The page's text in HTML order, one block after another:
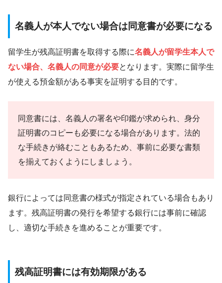
名義人が本人でない場合は同意書が必要になる
留学生が残高証明書を取得する際に名義人が留学生本人で
ない場合、名義人の同意が必要となります。実際に留学生
が使える預金額がある事実を証明する目的です。
同意書には、名義人の署名や印鑑が求められ、身分
証明書のコピーも必要になる場合があります。法的
な手続きが絡むこともあるため、事前に必要な書類
を揃えておくようにしましょう。
銀行によっては同意書の様式が指定されている場合もあり
ます。残高証明書の発行を希望する銀行には事前に確認
し、適切な手続きを進めることが重要です。
残高証明書には有効期限がある